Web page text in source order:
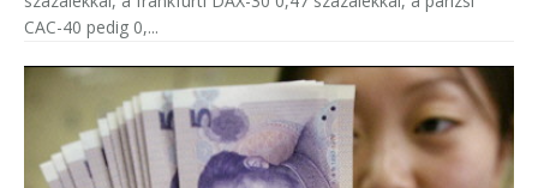
CAC-40 pedig 0,...